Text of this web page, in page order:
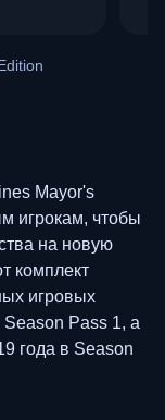
Mayor's
игрокам, чтобы
на новую
комплект
игровых
Season Pass 1, а
года в Season